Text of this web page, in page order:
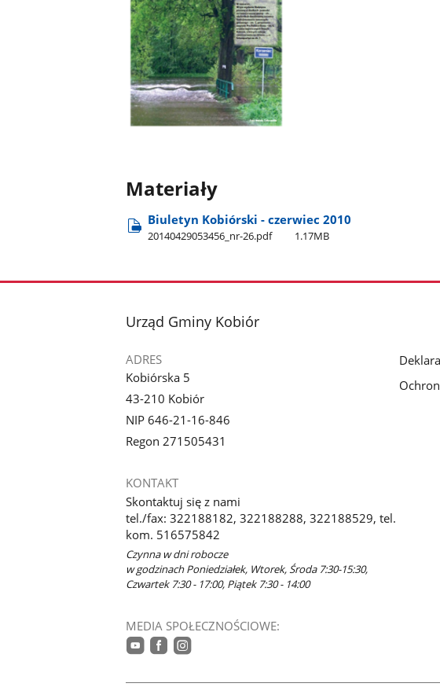
Materiały
Biuletyn Kobiórski - czerwiec 2010
20140429053456​_nr-26.pdf 1.17MB
stopka
Urząd Gminy Kobiór
ADRES
Kobiórska 5
43-210 Kobiór
NIP 646-21-16-846
Regon 271505431
KONTAKT
Skontaktuj się z nami
tel./fax: 322188182, 322188288, 322188529, tel.
kom. 516575842
Czynna w dni robocze
w godzinach Poniedziałek, Wtorek, Środa 7:30-15:30,
Czwartek 7:30 - 17:00, Piątek 7:30 - 14:00
MEDIA SPOŁECZNOŚCIOWE: